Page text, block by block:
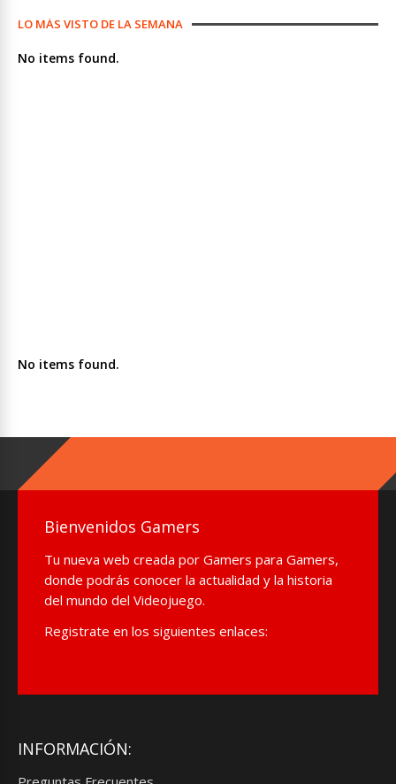
LO MÁS VISTO DE LA SEMANA
No items found.
No items found.
Bienvenidos Gamers
Tu nueva web creada por Gamers para Gamers,
donde podrás conocer la actualidad y la historia
del mundo del Videojuego.
Registrate en los siguientes enlaces:
INFORMACIÓN: